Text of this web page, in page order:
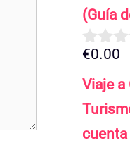
(Guía
0
e
5
€0.00
Viaje a
cuenta